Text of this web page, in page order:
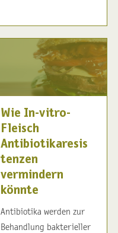
Wie In-vitro-
Fleisch
Antibiotikaresis
tenzen
vermindern
könnte
Antibiotika werden zur
Behandlung bakterieller